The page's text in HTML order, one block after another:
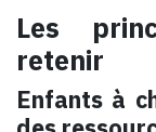
Les
retenir
Enfants à